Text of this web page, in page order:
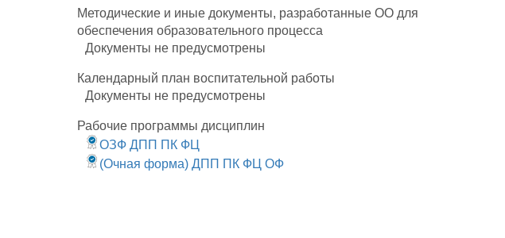
Методические и иные документы, разработанные ОО для
обеспечения образовательного процесса
Документы не предусмотрены
Календарный план воспитательной работы
Документы не предусмотрены
Рабочие программы дисциплин
ОЗФ ДПП ПК ФЦ
(Очная форма) ДПП ПК ФЦ ОФ